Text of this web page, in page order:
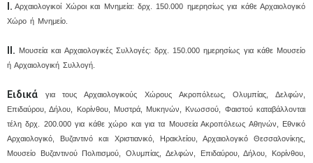
Ι.Αρχαιολογικοί Χώροι και Μνημεία: δρχ. 150.000 ημερησίως για κάθε Αρχαιολογικό
Χώρο ή Μνημείο.
ΙΙ. Μουσεία και Αρχαιολογικές Συλλογές: δρχ. 150.000 ημερησίως για κάθε Μουσείο
ή Αρχαιολογική Συλλογή.
Ειδικά για τους Αρχαιολογικούς Χώρους Ακροπόλεως, Ολυμπίας, Δελφών,
Επιδαύρου, Δήλου, Κορίνθου, Μυστρά, Μυκηνών, Κνωσσού, Φαιστού καταβάλλονται
τέλη δρχ. 200.000 για κάθε χώρο και για τα Μουσεία Ακροπόλεως Αθηνών, Εθνικό
Αρχαιολογικό, Βυζαντινό και Χριστιανικό, Ηρακλείου, Αρχαιολογικό Θεσσαλονίκης,
Μουσείο Βυζαντινού Πολιτισμού, Ολυμπίας, Δελφών, Επιδαύρου, Δήλου, Κορίνθου,